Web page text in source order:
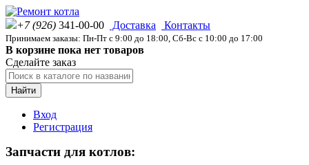
+7 (926) 341-00-00 Доставка Контакты
Принимаем заказы: Пн-Пт с 9:00 до 18:00, Сб-Вс с 10:00 до 17:00
В корзине пока нет товаров
Сделайте заказ
Найти
Вход
Регистрация
Запчасти для котлов: